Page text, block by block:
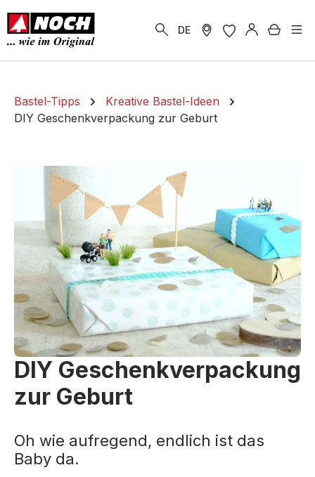
springen
DE
Bastel-Tipps
Kreative Bastel-Ideen
DIY Geschenkverpackung zur Geburt
DIY Geschenkverpackung
zur Geburt
Oh wie aufregend, endlich ist das
Baby da.